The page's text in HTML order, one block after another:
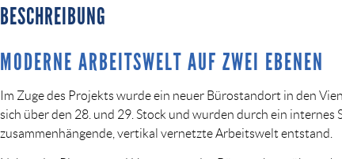
BESCHREIBUNG
MODERNE ARBEITSWELT AUF ZWEI EBENEN
Im Zuge des Projekts wurde ein neuer Bürostandort in den
sich über den 28. und 29. Stock und wurden durch ein
zusammenhängende, vertikal vernetzte Arbeitswelt entstand.